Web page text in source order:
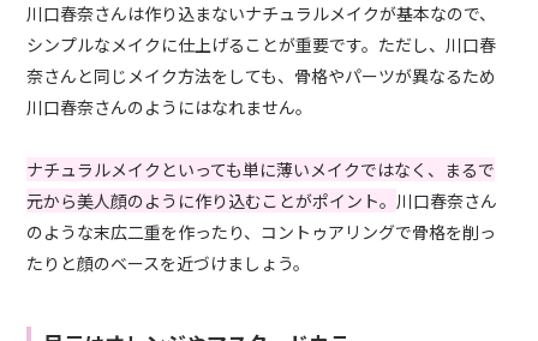
川口春奈さんは作り込まないナチュラルメイクが基本なので、
シンプルなメイクに仕上げることが重要です。ただし、川口春
奈さんと同じメイク方法をしても、骨格やパーツが異なるため
川口春奈さんのようにはなれません。
ナチュラルメイクといっても単に薄いメイクではなく、まるで
元から美人顔のように作り込むことがポイント。川口春奈さん
のような末広二重を作ったり、コントゥアリングで骨格を削っ
たりと顔のベースを近づけましょう。